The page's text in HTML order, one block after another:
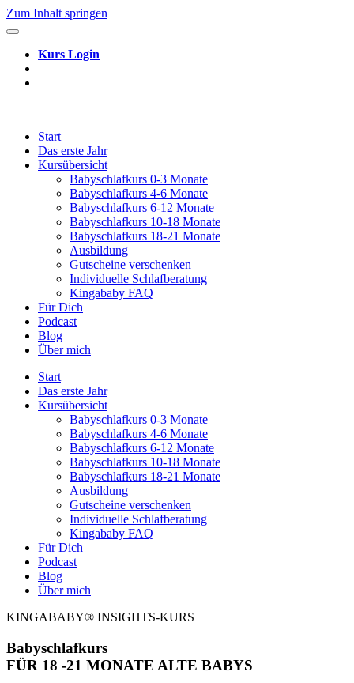
Zum Inhalt springen
Kurs Login
Start
Das erste Jahr
Kursübersicht
Babyschlafkurs 0-3 Monate
Babyschlafkurs 4-6 Monate
Babyschlafkurs 6-12 Monate
Babyschlafkurs 10-18 Monate
Babyschlafkurs 18-21 Monate
Ausbildung
Gutscheine verschenken
Individuelle Schlafberatung
Kingababy FAQ
Für Dich
Podcast
Blog
Über mich
Start
Das erste Jahr
Kursübersicht
Babyschlafkurs 0-3 Monate
Babyschlafkurs 4-6 Monate
Babyschlafkurs 6-12 Monate
Babyschlafkurs 10-18 Monate
Babyschlafkurs 18-21 Monate
Ausbildung
Gutscheine verschenken
Individuelle Schlafberatung
Kingababy FAQ
Für Dich
Podcast
Blog
Über mich
KINGABABY® INSIGHTS-KURS
Babyschlafkurs
FÜR 18 -21 MONATE ALTE BABYS